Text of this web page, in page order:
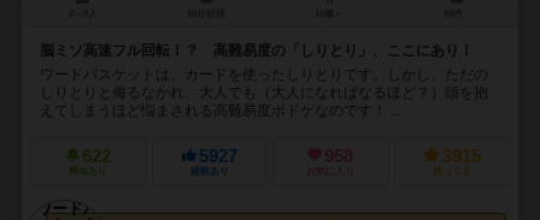
脳ミソ高速フル回転！？ 高難易度の「しりとり」、ここにあり！
ワードバスケットは、カードを使ったしりとりです。しかし、ただの
しりとりと侮るなかれ、大人でも（大人になればなるほど？）頭を抱
えてしまうほど悩まされる高難易度ボドゲなのです！ ...
622
興味あり
5927
経験あり
958
お気に入り
3915
持ってる